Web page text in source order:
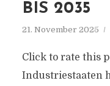
BIS 2035
21. November 2025
Click to rate this
Industriestaaten